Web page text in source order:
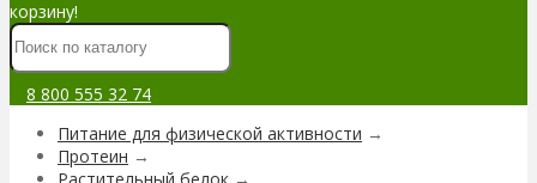
корзину!
8 800 555 32 74
Питание для физической активности →
Протеин →